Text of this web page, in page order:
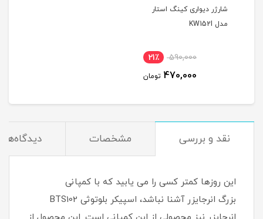
شارژر دیواری کینگ استار
مدل KW152I
590,000 21٪
470,000 تومان
نقد و بررسی مشخصات دیدگاه‌ها
این روزها کمتر کسی را می یابید که با کمپانی
بزرگ انرجایزر آشنا نباشد، اسپیکر بلوتوثی BTS102